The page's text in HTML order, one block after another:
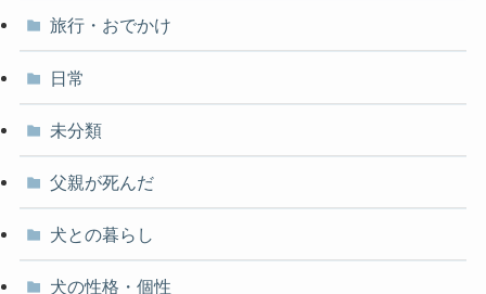
旅行・おでかけ
日常
未分類
父親が死んだ
犬との暮らし
犬の性格・個性